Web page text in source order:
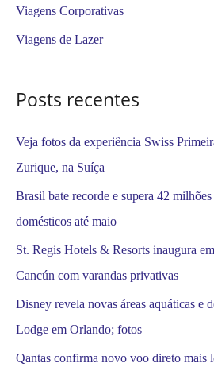
p
r
Viagens Corporativas
Viagens de Lazer
Posts recentes
Veja fotos da experiência Swiss
Zurique, na Suíça
Brasil bate recorde e supera 42
domésticos até maio
St. Regis Hotels & Resorts inaugura
Cancún com varandas privativas
Disney revela novas áreas aquáticas e
Lodge em Orlando; fotos
Qantas confirma novo voo direto mais